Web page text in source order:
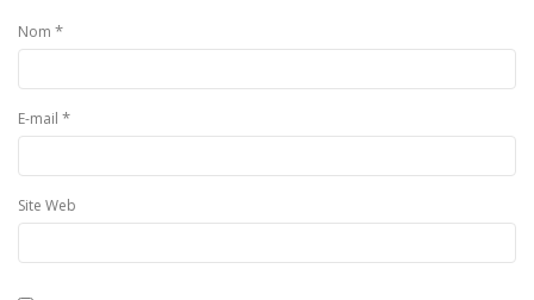
Nom *
E-mail *
Site Web